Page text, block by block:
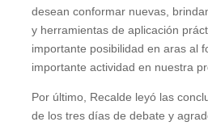
desean conformar nuevas,
y herramientas de aplicación
importante posibilidad en aras al
importante actividad en nuestra
Por último, Recalde leyó las
de los tres días de debate y